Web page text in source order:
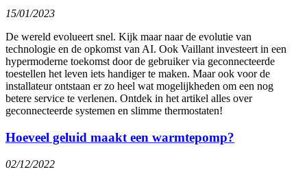
15/01/2023
De wereld evolueert snel. Kijk maar naar de evolutie van
technologie en de opkomst van AI. Ook Vaillant investeert in een
hypermoderne toekomst door de gebruiker via geconnecteerde
toestellen het leven iets handiger te maken. Maar ook voor de
installateur ontstaan er zo heel wat mogelijkheden om een nog
betere service te verlenen. Ontdek in het artikel alles over
geconnecteerde systemen en slimme thermostaten!
Hoeveel geluid maakt een warmtepomp?
02/12/2022